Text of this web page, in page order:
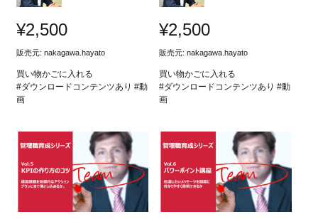
¥2,500
販売元: nakagawa.hayato
買い物かごに入れる
#ダウンロードコンテンツあり #動
画
¥2,500
販売元:nakagawa.hayato
買い物かごに入れる
#ダウンロードコンテンツあり #動
画